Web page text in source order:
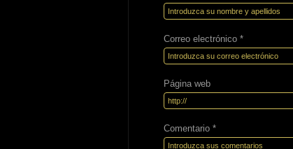
Correo electrónico *
Página web
Comentario *